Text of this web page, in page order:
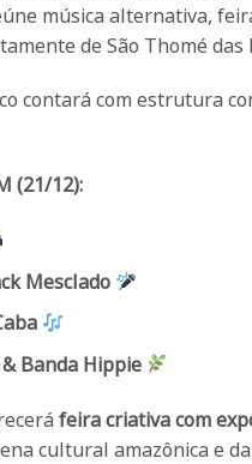
música alternativa,
de São Thomé das
contará com estrutura
(21/12):
Mesclado
Banda Hippie
feira criativa com
cultural amazônica e